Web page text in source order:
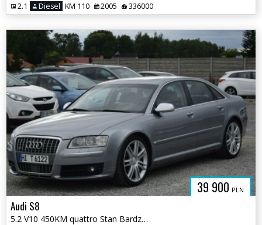
2.1 Diesel KM 110 2005 336000
39 900 PLN
Audi S8
5.2 V10 450KM quattro Stan Bardzo dobry Navi Kamer Sprowadzon Opłacony